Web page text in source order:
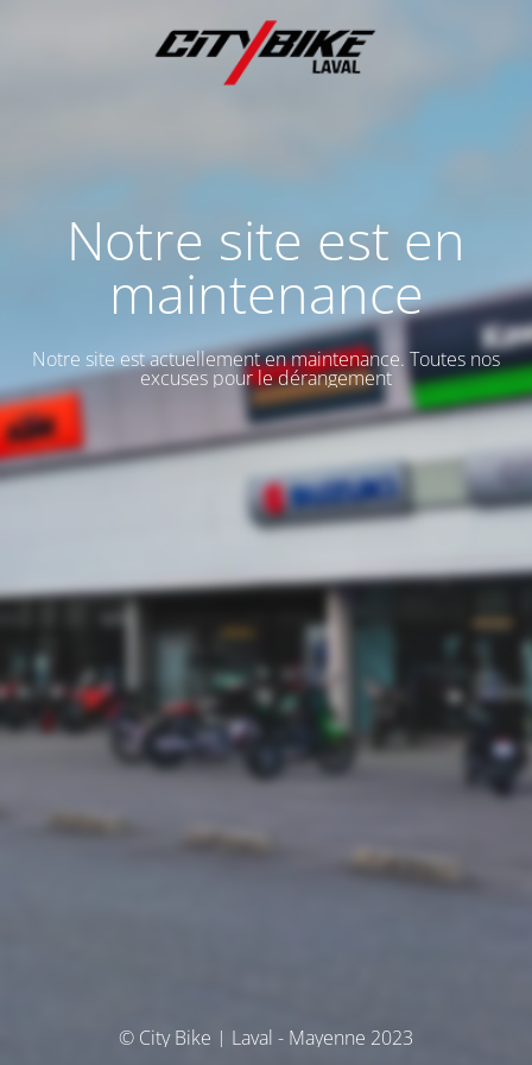
Notre site est en
maintenance
Notre site est actuellement en maintenance. Toutes nos
excuses pour le dérangement
© City Bike | Laval - Mayenne 2023